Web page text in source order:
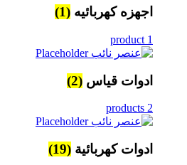
اجهزه كهربائيه (1)
1 product
ادوات قياس (2)
2 products
ادوات كهربائية (19)